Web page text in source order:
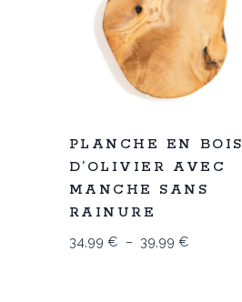
-
22
PLANCHE EN BOIS
D’OLIVIER AVEC
MANCHE SANS
RAINURE
34,99 € – 39,99 €Plage